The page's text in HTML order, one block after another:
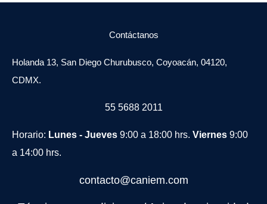
Contáctanos
Holanda 13, San Diego Churubusco, Coyoacán, 04120,
CDMX.
55 5688 2011
Horario: Lunes - Jueves 9:00 a 18:00 hrs. Viernes 9:00
a 14:00 hrs.
contacto@caniem.com